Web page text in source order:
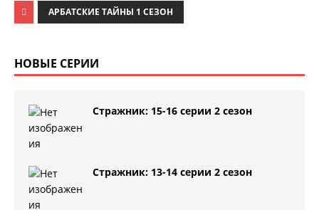
АРБАТСКИЕ ТАЙНЫ 1 СЕЗОН
НОВЫЕ СЕРИИ
Стражник: 15-16 серии 2 сезон
Стражник: 13-14 серии 2 сезон